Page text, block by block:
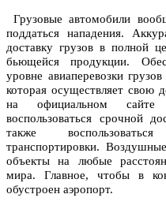
Грузовые автомобили
поддаться нападения.
доставку грузов в полной
бьющейся продукции.
уровне авиаперевозки
которая осуществляет свою
на официальном сайте
воспользоваться срочной
также
транспортировки.
объекты на любые
мира. Главное, чтобы в
обустроен аэропорт.